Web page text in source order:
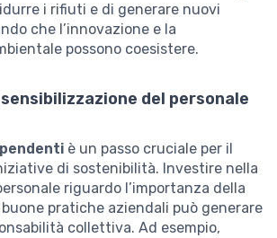
i rifiuti e di generare nuovi
che l’innovazione e la
possono coesistere.
del personale
è un passo cruciale per il
di sostenibilità. Investire nella
riguardo l’importanza della
pratiche aziendali può generare
collettiva. Ad esempio,